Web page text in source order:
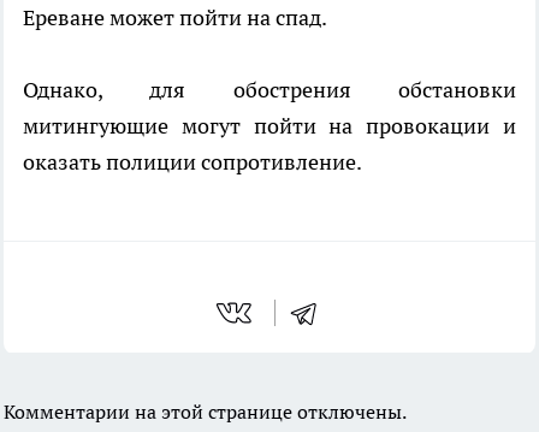
Ереване может пойти на спад.
Однако, для обострения обстановки
митингующие могут пойти на провокации и
оказать полиции сопротивление.
Комментарии на этой странице отключены.